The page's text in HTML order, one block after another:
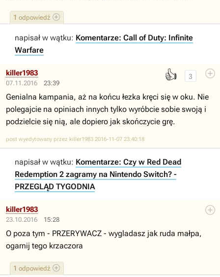
1 odpowiedź
napisał w wątku: Komentarze: Call of Duty: Infinite
Warfare
07.11.2016 23:39
👍 3
killer1983
Genialna kampania, aż na końcu łezka kręci się w oku. Nie
polegajcie na opiniach innych tylko wyróbcie sobie swoją i
podzielcie się nią, ale dopiero jak skończycie grę.
post wyedytowany przez killer1983 2016-11-07 23:40:18
napisał w wątku: Komentarze: Czy w Red Dead
Redemption 2 zagramy na Nintendo Switch? -
PRZEGLĄD TYGODNIA
23.10.2016 15:28
1 odpowiedź
killer1983
O poza tym - PRZERYWACZ - wygladasz jak ruda małpa,
ogarnij tego krzaczora